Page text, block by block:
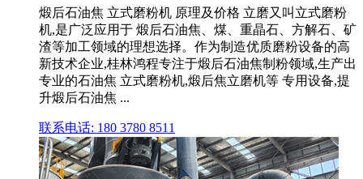
煅后石油焦 立式磨粉机 原理及价格 立磨又叫立式磨粉
机,是广泛应用于 煅后石油焦、煤、重晶石、方解石、矿
渣等加工领域的理想选择。作为制造优质磨粉设备的高
新技术企业,桂林鸿程专注于煅后石油焦制粉领域,生产出
专业的石油焦 立式磨粉机,煅后焦立磨机等 专用设备,提
升煅后石油焦 ...
联系电话: 180 3780 8511